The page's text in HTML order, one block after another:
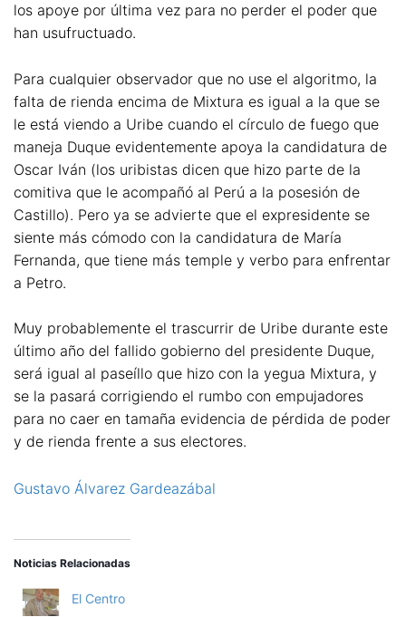
los apoye por última vez para no perder el poder que
han usufructuado.
Para cualquier observador que no use el algoritmo, la
falta de rienda encima de Mixtura es igual a la que se
le está viendo a Uribe cuando el círculo de fuego que
maneja Duque evidentemente apoya la candidatura de
Oscar Iván (los uribistas dicen que hizo parte de la
comitiva que le acompañó al Perú a la posesión de
Castillo). Pero ya se advierte que el expresidente se
siente más cómodo con la candidatura de María
Fernanda, que tiene más temple y verbo para enfrentar
a Petro.
Muy probablemente el trascurrir de Uribe durante este
último año del fallido gobierno del presidente Duque,
será igual al paseíllo que hizo con la yegua Mixtura, y
se la pasará corrigiendo el rumbo con empujadores
para no caer en tamaña evidencia de pérdida de poder
y de rienda frente a sus electores.
Gustavo Álvarez Gardeazábal
Noticias Relacionadas
El Centro